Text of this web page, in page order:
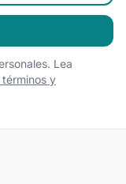
Lea
y